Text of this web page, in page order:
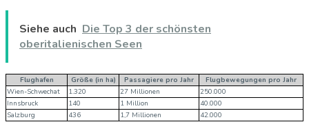
Siehe auch Die Top 3 der schönsten
oberitalienischen Seen
Flughafen Größe (in ha) Passagiere pro Jahr
Flugbewegungen pro Jahr
Wien-Schwechat
1.320 27 Millionen
250.000
Innsbruck
140 1 Million
40.000
Salzburg
436 1,7 Millionen 42.000